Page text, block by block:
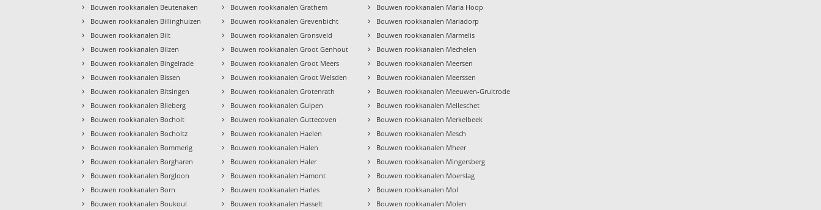
› Bouwen rookkanalen Beutenaken
› Bouwen rookkanalen Billinghuizen
› Bouwen rookkanalen Bilt
› Bouwen rookkanalen Bilzen
› Bouwen rookkanalen Bingelrade
› Bouwen rookkanalen Bissen
› Bouwen rookkanalen Bitsingen
› Bouwen rookkanalen Blieberg
› Bouwen rookkanalen Bocholt
› Bouwen rookkanalen Bocholtz
› Bouwen rookkanalen Bommerig
› Bouwen rookkanalen Borgharen
› Bouwen rookkanalen Borgloon
› Bouwen rookkanalen Born
› Bouwen rookkanalen Boukoul
› Bouwen rookkanalen Grathem
› Bouwen rookkanalen Grevenbicht
› Bouwen rookkanalen Gronsveld
› Bouwen rookkanalen Groot Genhout
› Bouwen rookkanalen Groot Meers
› Bouwen rookkanalen Groot Welsden
› Bouwen rookkanalen Grotenrath
› Bouwen rookkanalen Gulpen
› Bouwen rookkanalen Guttecoven
› Bouwen rookkanalen Haelen
› Bouwen rookkanalen Halen
› Bouwen rookkanalen Haler
› Bouwen rookkanalen Hamont
› Bouwen rookkanalen Harles
› Bouwen rookkanalen Hasselt
› Bouwen rookkanalen Maria Hoop
› Bouwen rookkanalen Mariadorp
› Bouwen rookkanalen Marmelis
› Bouwen rookkanalen Mechelen
› Bouwen rookkanalen Meersen
› Bouwen rookkanalen Meerssen
› Bouwen rookkanalen Meeuwen-Gruitrode
› Bouwen rookkanalen Melleschet
› Bouwen rookkanalen Merkelbeek
› Bouwen rookkanalen Mesch
› Bouwen rookkanalen Mheer
› Bouwen rookkanalen Mingersberg
› Bouwen rookkanalen Moerslag
› Bouwen rookkanalen Mol
› Bouwen rookkanalen Molen